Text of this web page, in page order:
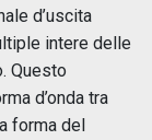
d’uscita
intere delle
Questo
d’onda tra
forma del